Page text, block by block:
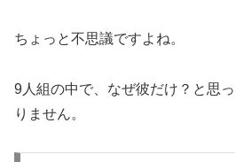
ちょっと不思議ですよね。
9人組の中で、なぜ彼だけ？と思
りません。